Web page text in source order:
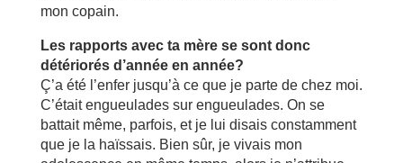
mon copain.
Les rapports avec ta mère se sont donc
détériorés d’année en année?
Ç’a été l’enfer jusqu’à ce que je parte de chez moi.
C’était engueulades sur engueulades. On se
battait même, parfois, et je lui disais constamment
que je la haïssais. Bien sûr, je vivais mon